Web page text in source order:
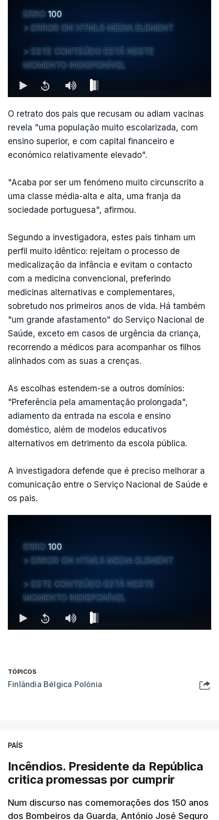
ERRO 100
ERROR ON HTML5 MEDIA ELEMENT
ESTE CONTEÚDO ESTÁ NESTE
MOMENTO INDISPONÍVEL
O retrato dos pais que recusam ou adiam vacinas
revela "uma população muito escolarizada, com
ensino superior, e com capital financeiro e
económico relativamente elevado".
"Acaba por ser um fenómeno muito circunscrito a
uma classe média-alta e alta, uma franja da
sociedade portuguesa", afirmou.
Segundo a investigadora, estes pais tinham um
perfil muito idêntico: rejeitam o processo de
medicalização da infância e evitam o contacto
com a medicina convencional, preferindo
medicinas alternativas e complementares,
sobretudo nos primeiros anos de vida. Há também
"um grande afastamento" do Serviço Nacional de
Saúde, exceto em casos de urgência da criança,
recorrendo a médicos para acompanhar os filhos
alinhados com as suas a crenças.
As escolhas estendem-se a outros domínios:
"Preferência pela amamentação prolongada",
adiamento da entrada na escola e ensino
doméstico, além de modelos educativos
alternativos em detrimento da escola pública.
A investigadora defende que é preciso melhorar a
comunicação entre o Serviço Nacional de Saúde e
os pais.
ERRO 100
ERROR ON HTML5 MEDIA ELEMENT
ESTE CONTEÚDO ESTÁ NESTE
MOMENTO INDISPONÍVEL
TÓPICOS
Finlândia Bélgica Polónia
PAÍS
Incêndios. Presidente da República
critica promessas por cumprir
Num discurso nas comemorações dos 150 anos
dos Bombeiros da Guarda, António José Seguro